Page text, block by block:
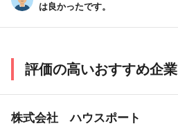
は良かったです。
評価の高いおすすめ企業
株式会社 ハウスポート